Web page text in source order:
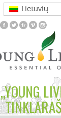
Lietuvių
„YOUNG